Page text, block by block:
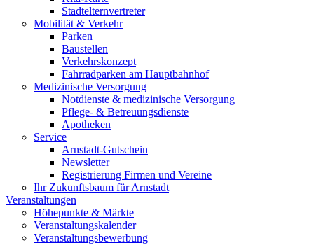
Stadtelternvertreter
Mobilität & Verkehr
Parken
Baustellen
Verkehrskonzept
Fahrradparken am Hauptbahnhof
Medizinische Versorgung
Notdienste & medizinische Versorgung
Pflege- & Betreuungsdienste
Apotheken
Service
Arnstadt-Gutschein
Newsletter
Registrierung Firmen und Vereine
Ihr Zukunftsbaum für Arnstadt
Veranstaltungen
Höhepunkte & Märkte
Veranstaltungskalender
Veranstaltungsbewerbung